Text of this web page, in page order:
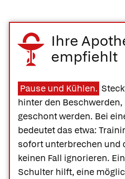
Ihre
empfiehlt
Pause und Kühlen.
hinter den
geschont werden. Bei
bedeutet das etwa:
sofort unterbrechen und
keinen Fall ignorieren.
Schulter hilft, eine